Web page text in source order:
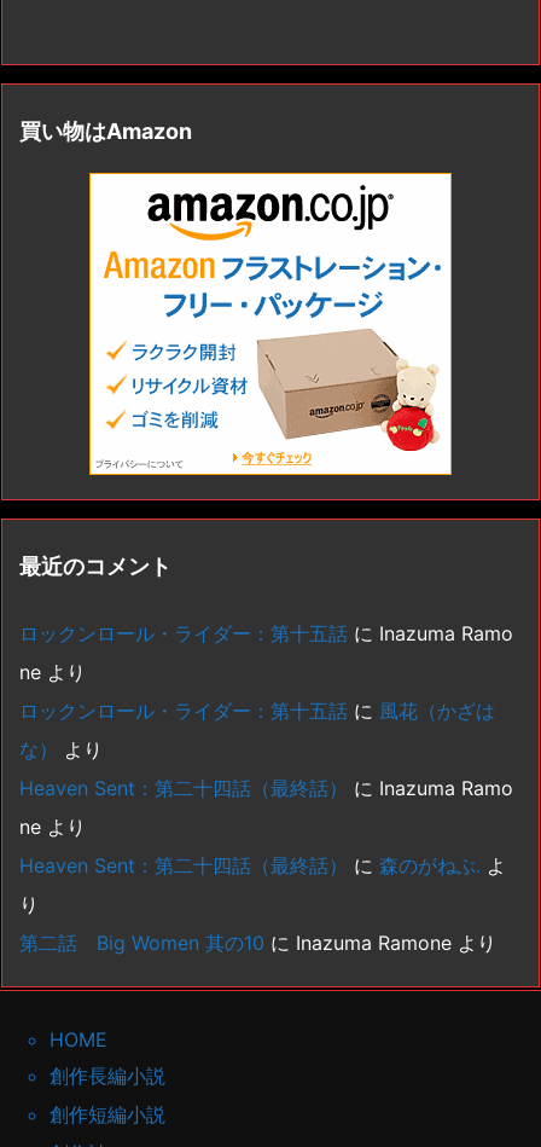
買い物はAmazon
最近のコメント
ロックンロール・ライダー：第十五話 に Inazuma Ramo
ne より
ロックンロール・ライダー：第十五話 に 風花（かざは
な）
より
Heaven Sent：第二十四話（最終話）
に Inazuma Ramo
ne より
Heaven Sent：第二十四話（最終話）
に 森のがねぶ. よ
り
第二話 Big Women 其の10 に Inazuma Ramone より
HOME
創作長編小説
創作短編小説